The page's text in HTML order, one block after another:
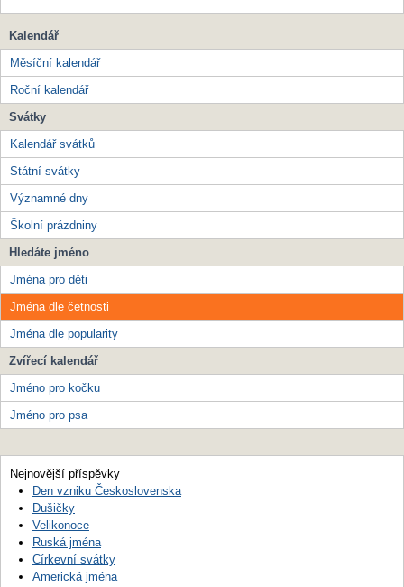
Kalendář
Měsíční kalendář
Roční kalendář
Svátky
Kalendář svátků
Státní svátky
Významné dny
Školní prázdniny
Hledáte jméno
Jména pro děti
Jména dle četnosti
Jména dle popularity
Zvířecí kalendář
Jméno pro kočku
Jméno pro psa
Nejnovější příspěvky
Den vzniku Československa
Dušičky
Velikonoce
Ruská jména
Církevní svátky
Americká jména